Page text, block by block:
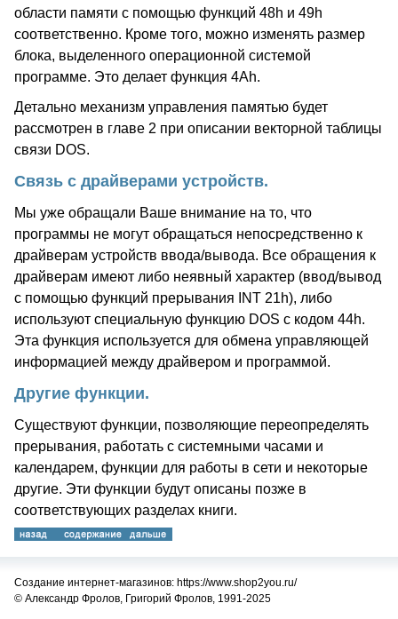
области памяти с помощью функций 48h и 49h
соответственно. Кроме того, можно изменять размер
блока, выделенного операционной системой
программе. Это делает функция 4Ah.
Детально механизм управления памятью будет
рассмотрен в главе 2 при описании векторной таблицы
связи DOS.
Связь с драйверами устройств.
Мы уже обращали Ваше внимание на то, что
программы не могут обращаться непосредственно к
драйверам устройств ввода/вывода. Все обращения к
драйверам имеют либо неявный характер (ввод/вывод
с помощью функций прерывания INT 21h), либо
используют специальную функцию DOS с кодом 44h.
Эта функция используется для обмена управляющей
информацией между драйвером и программой.
Другие функции.
Существуют функции, позволяющие переопределять
прерывания, работать с системными часами и
календарем, функции для работы в сети и некоторые
другие. Эти функции будут описаны позже в
соответствующих разделах книги.
Создание интернет-магазинов: https://www.shop2you.ru/
© Александр Фролов, Григорий Фролов, 1991-2025